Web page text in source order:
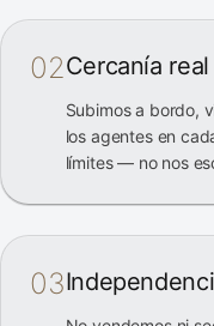
02Cercanía real
Subimos a bordo,
los agentes en
límites — no nos
03